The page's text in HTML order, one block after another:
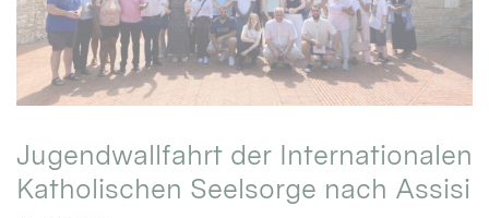
Jugendwallfahrt der Internationalen
Katholischen Seelsorge nach Assisi